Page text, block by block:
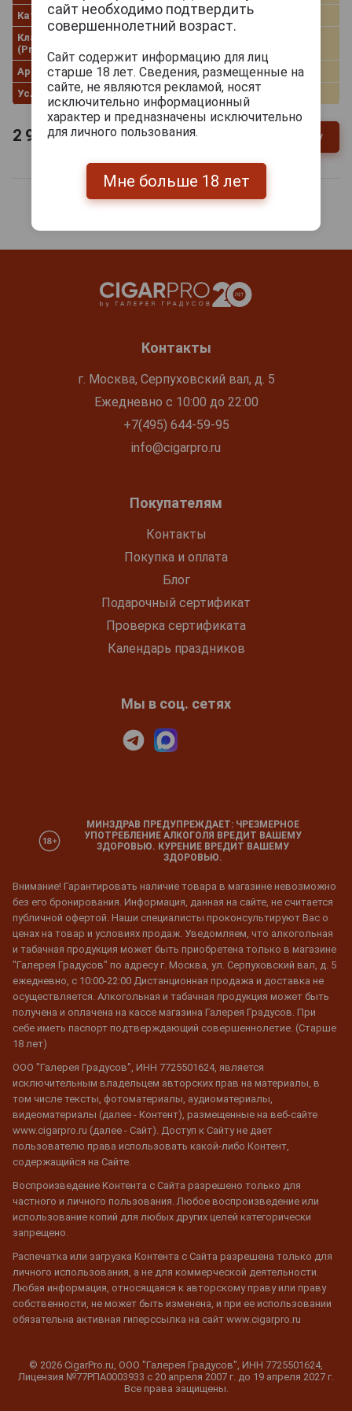
Категория
Pradikatswein
Классификация
(Prädikatswein)
Spatlese
Артикул
39584
Условия продаж
Только самовывоз
2 975руб. - В заявку
Контакты
г. Москва, Серпуховский вал, д. 5
Ежедневно с 10:00 до 22:00
+7(495) 644-59-95
info@cigarpro.ru
Покупателям
Контакты
Покупка и оплата
Блог
Подарочный сертификат
Проверка сертификата
Календарь праздников
Мы в соц. сетях
МИНЗДРАВ ПРЕДУПРЕЖДАЕТ: ЧРЕЗМЕРНОЕ
УПОТРЕБЛЕНИЕ АЛКОГОЛЯ ВРЕДИТ ВАШЕМУ
ЗДОРОВЬЮ. КУРЕНИЕ ВРЕДИТ ВАШЕМУ
ЗДОРОВЬЮ.
Внимание! Гарантировать наличие товара в магазине невозможно
без его бронирования. Информация, данная на сайте, не считается
публичной офертой. Наши специалисты проконсультируют Вас о
ценах на товар и условиях продаж. Уведомляем, что алкогольная
и табачная продукция может быть приобретена только в магазине
"Галерея Градусов" по адресу г. Москва, ул. Серпуховский вал, д. 5
ежедневно, с 10:00-22:00 Дистанционная продажа и доставка не
осуществляется. Алкогольная и табачная продукция может быть
получена и оплачена на кассе магазина Галерея Градусов. При
себе иметь паспорт подтверждающий совершеннолетие. (Старше
18 лет)
ООО "Галерея Градусов", ИНН 7725501624, является
исключительным владельцем авторских прав на материалы, в
том числе тексты, фотоматериалы, аудиоматериалы,
видеоматериалы (далее - Контент), размещенные на веб-сайте
www.cigarpro.ru (далее - Сайт). Доступ к Сайту не дает
пользователю права использовать какой-либо Контент,
содержащийся на Сайте.
Воспроизведение Контента с Сайта разрешено только для
частного и личного пользования. Любое воспроизведение или
использование копий для любых других целей категорически
запрещено.
Распечатка или загрузка Контента с Сайта разрешена только для
личного использования, а не для коммерческой деятельности.
Любая информация, относящаяся к авторскому праву или праву
собственности, не может быть изменена, и при ее использовании
обязательна активная гиперссылка на сайт www.cigarpro.ru
© 2026 CigarPro.ru, ООО "Галерея Градусов", ИНН 7725501624,
Лицензия №77РПА0003933 c 20 апреля 2007 г. до 19 апреля 2027 г.
Все права защищены.
сайт необходимо подтвердить
совершеннолетний возраст.
Сайт содержит информацию для лиц
старше 18 лет. Сведения, размещенные на
сайте, не являются рекламой, носят
исключительно информационный
характер и предназначены исключительно
для личного пользования.
Мне больше 18 лет